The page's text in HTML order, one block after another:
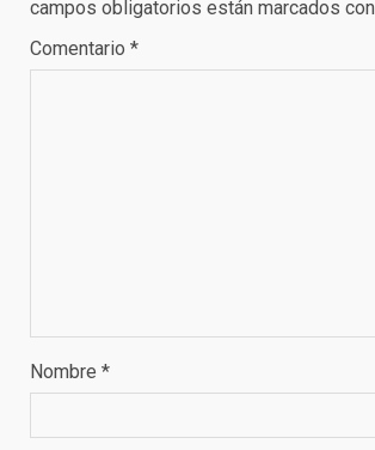
campos obligatorios están marcados con
Comentario *
Nombre *